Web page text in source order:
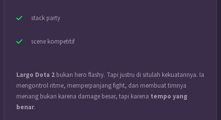
stack party
scene kompetitif
Largo Dota 2 bukan hero flashy. Tapi justru di situlah kekuatannya. Ia
mengontrol ritme, memperpanjang fight, dan membuat timnya
menang bukan karena damage besar, tapi karena tempo yang
benar.